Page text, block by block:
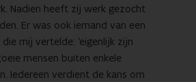
Nadien heeft zij werk gezocht
Er was ook iemand van een
mij vertelde: ‘eigenlijk zijn
mensen buiten enkele
Iedereen verdient de kans om